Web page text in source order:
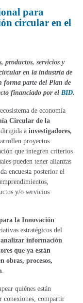
para
circular en el
productos, servicios y
en la industria de
forma parte del Plan de
financiado porel BID.
de economía
Circular de la
dirigida a investigadores,
proyectos
que integren criterios
pueden tener alianzas
encuesta posterior el
y/o servicios
la Innovación
estratégicos del
información
que ya están
obras, procesos,
.
quiénes están
conexiones, compartir